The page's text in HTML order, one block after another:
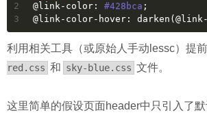
2
3
@link-color:
#428bca ;
@link-color-hover:
darken(
利用相关工具（或原始人手动lessc）提
red.css 和 sky-blue.css 文件。
这里简单的假设页面header中只引入了